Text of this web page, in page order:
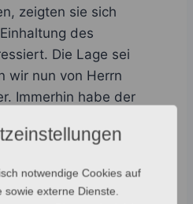
zeigten sie sich
des
Die Lage sei
wir nun von Herrn
Immerhin habe der
Aha.
sein Land ins
notwendige Cookies auf
sowie externe Dienste.